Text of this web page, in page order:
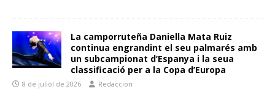
La camporruteña Daniella Mata Ruiz
continua engrandint el seu palmarés amb
un subcampionat d’Espanya i la seua
classificació per a la Copa d’Europa
8 de juliol de 2026 Redaccion